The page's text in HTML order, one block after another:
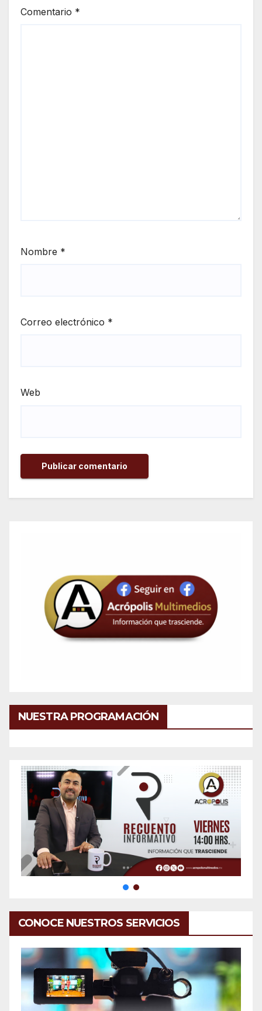
Comentario *
Nombre *
Correo electrónico *
Web
NUESTRA PROGRAMACIÓN
CONOCE NUESTROS SERVICIOS